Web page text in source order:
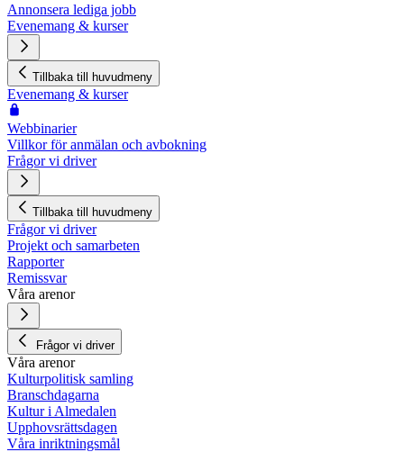
Annonsera lediga jobb
Evenemang & kurser
Tillbaka till huvudmeny
Evenemang & kurser
Webbinarier
Villkor för anmälan och avbokning
Frågor vi driver
Tillbaka till huvudmeny
Frågor vi driver
Projekt och samarbeten
Rapporter
Remissvar
Våra arenor
Frågor vi driver
Våra arenor
Kulturpolitisk samling
Branschdagarna
Kultur i Almedalen
Upphovsrättsdagen
Våra inriktningsmål